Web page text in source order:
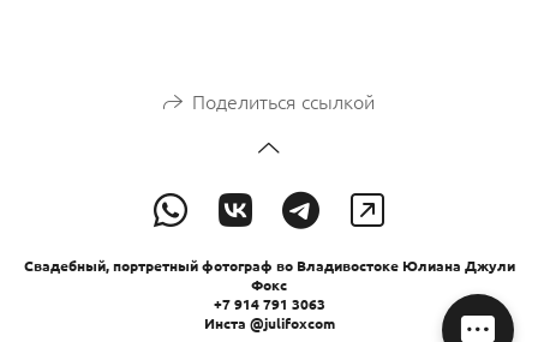
Поделиться ссылкой
Свадебный, портретный фотограф во Владивостоке Юлиана Джули
Фокс
+7 914 791 3063
Инста @julifoxcom